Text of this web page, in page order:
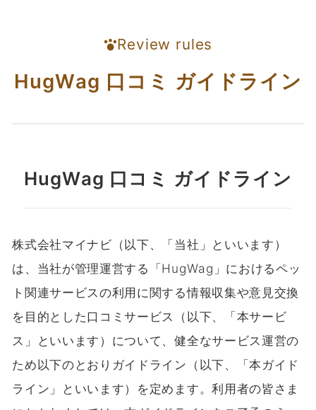
Review rules
HugWag 口コミ ガイドライン
HugWag 口コミ ガイドライン
株式会社マイナビ（以下、「当社」といいます）
は、当社が管理運営する「HugWag」におけるペッ
ト関連サービスの利用に関する情報収集や意見交換
を目的とした口コミサービス（以下、「本サービ
ス」といいます）について、健全なサービス運営の
ため以下のとおりガイドライン（以下、「本ガイド
ライン」といいます）を定めます。利用者の皆さま